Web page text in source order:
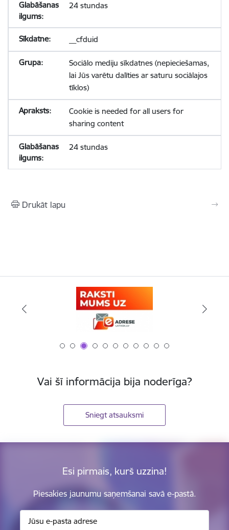
24 stundas
__cfduid
Sociālo mediju sīkdatnes (nepieciešamas,
lai Jūs varētu dalīties ar saturu sociālajos
tīklos)
Cookie is needed for all users for
sharing content
24 stundas
Drukāt lapu
Vai šī informācija bija noderīga?
Sniegt atsauksmi
Esi pirmais, kurš uzzina!
Piesakies jaunumu saņemšanai savā e-pastā.